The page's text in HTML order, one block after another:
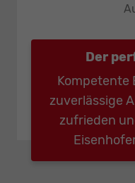
Der
Kompetente
zuverlässige
zufrieden